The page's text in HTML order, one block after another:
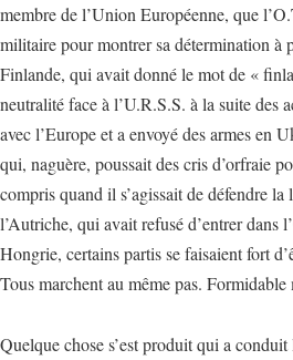
membre de l’Union Européenne, que
militaire pour montrer sa détermination à
Finlande, qui avait donné le mot de «
neutralité face à l’U.R.S.S. à la suite des
avec l’Europe et a envoyé des armes en
qui, naguère, poussait des cris d’orfraie
compris quand il s’agissait de défendre
l’Autriche, qui avait refusé d’entrer dans
Hongrie, certains partis se faisaient fort
Tous marchent au même pas. Formidable
Quelque chose s’est produit qui a conduit